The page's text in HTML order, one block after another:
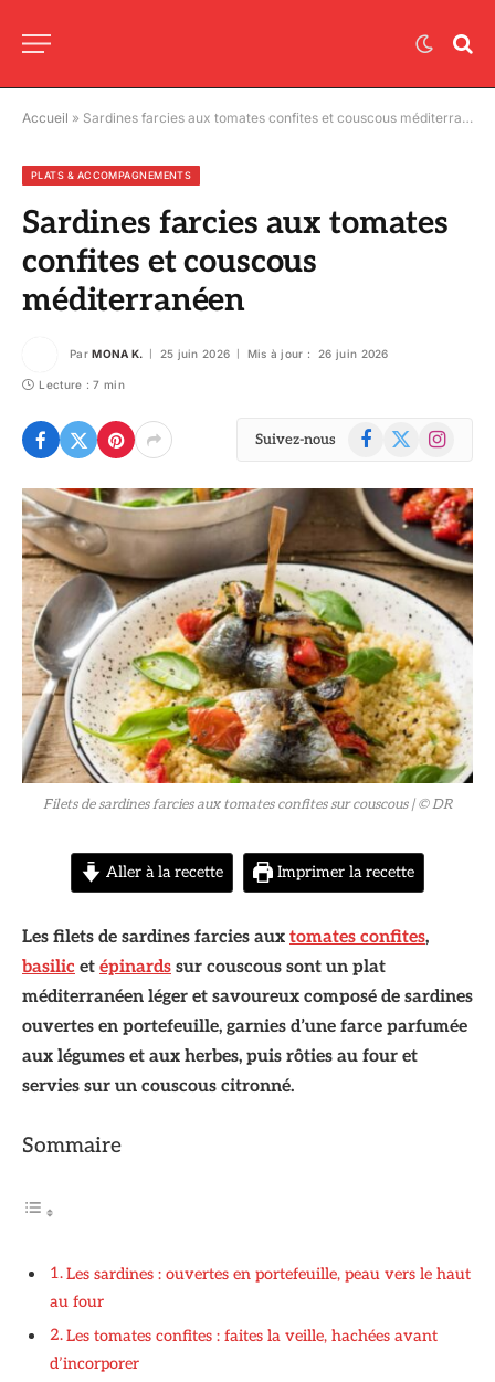
Accueil » Sardines farcies aux tomates confites et couscous méditerranéen
PLATS & ACCOMPAGNEMENTS
Sardines farcies aux tomates
confites et couscous
méditerranéen
Par MONA K. 25 juin 2026 Mis à jour : 26 juin 2026
Lecture : 7 min
Suivez-nous Facebook
X
Instagram
© DR
Filets de sardines farcies aux tomates confites sur couscous | © DR
Aller à la recette Imprimer la recette
Les filets de sardines farcies aux tomates confites,
basilic et épinards sur couscous sont un plat
méditerranéen léger et savoureux composé de sardines
ouvertes en portefeuille, garnies d’une farce parfumée
aux légumes et aux herbes, puis rôties au four et
servies sur un couscous citronné.
Sommaire
Les sardines : ouvertes en portefeuille, peau vers le haut
au four
Les tomates confites : faites la veille, hachées avant
d’incorporer